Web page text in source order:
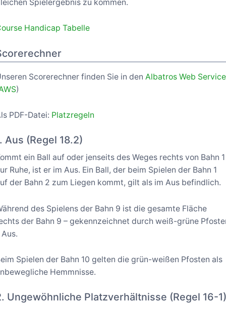
Spielergebnis zu kommen.
Handicap Tabelle
Scorerechner finden Sie in den Albatros Web
)
PDF-Datei: Platzregeln
Aus (Regel 18.2)
ein Ball auf oder jenseits des Weges rechts von Bahn 1
Ruhe, ist er im Aus. Ein Ball, der beim Spielen der Bahn 1
der Bahn 2 zum Liegen kommt, gilt als im Aus befindlich.
des Spielens der Bahn 9 ist die gesamte Fläche
der Bahn 9 – gekennzeichnet durch weiß-grüne
Aus.
Spielen der Bahn 10 gelten die grün-weißen Pfosten als
Hemmnisse.
Ungewöhnliche Platzverhältnisse (Regel 16-